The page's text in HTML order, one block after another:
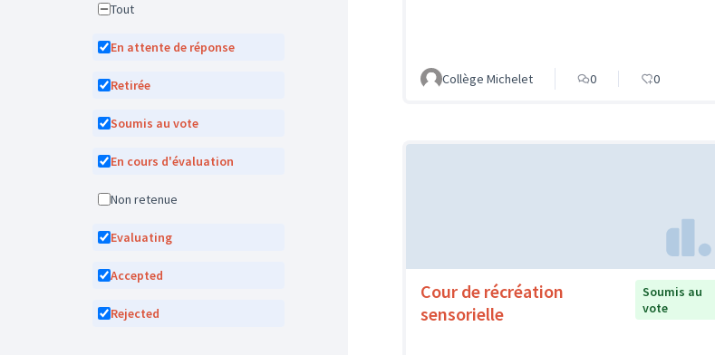
Tout
En attente de réponse
Retirée
Soumis au vote
En cours d'évaluation
Non retenue
Evaluating
Accepted
Rejected
Collège Michelet 0 0
Cour de récréation
sensorielle
Soumis au
vote